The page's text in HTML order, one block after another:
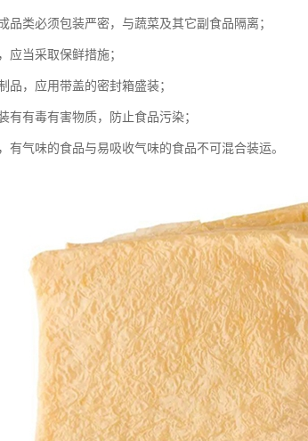
品类必须包装严密，与蔬菜及其它副食品隔离；
应当采取保鲜措施；
品，应用带盖的密封箱盛装；
有有毒有害物质，防止食品污染；
有气味的食品与易吸收气味的食品不可混合装运。